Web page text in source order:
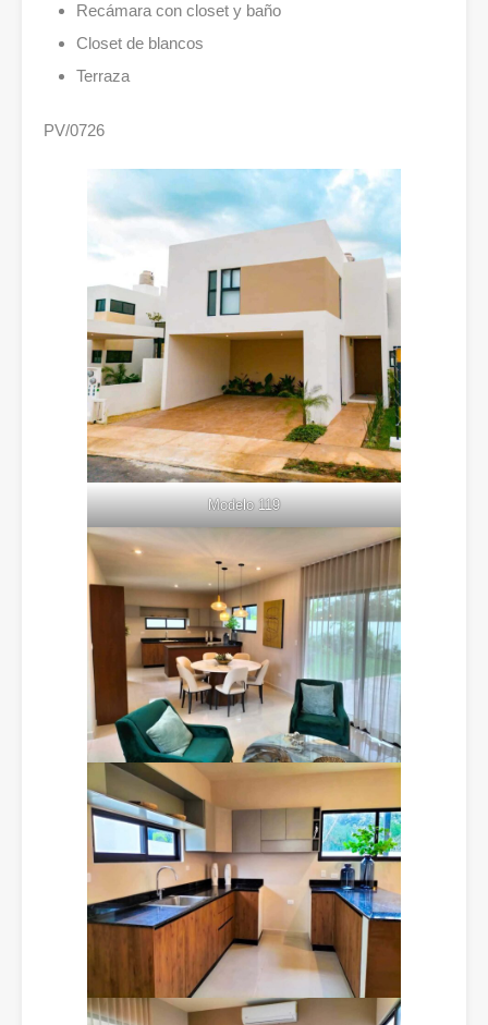
Recámara con closet y baño
Closet de blancos
Terraza
PV/0726
Modelo 119